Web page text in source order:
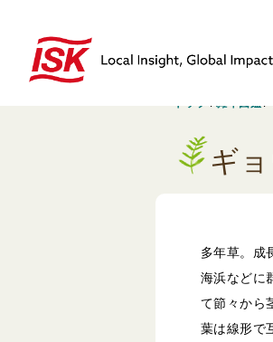
トップ /雑草図鑑/
ギ
多年草。成
海浜などに
て節々から
葉は線形で